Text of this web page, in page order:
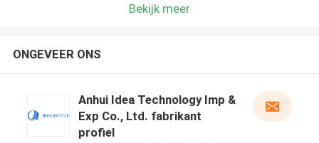
Bekijk meer
ONGEVEER ONS
Anhui Idea Technology Imp &
Exp Co., Ltd. fabrikant
profiel